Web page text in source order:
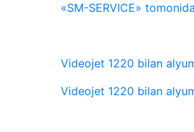
«SM-SERVICE»
Videojet 1220 bilan
Videojet 1220 bilan